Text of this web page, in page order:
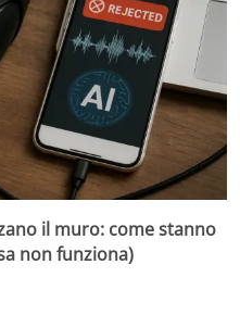
il muro: come stanno
non funziona)